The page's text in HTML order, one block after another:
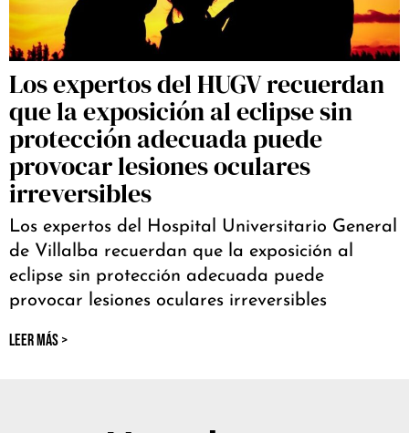
Los expertos del HUGV recuerdan
que la exposición al eclipse sin
protección adecuada puede
provocar lesiones oculares
irreversibles
Los expertos del Hospital Universitario General
de Villalba recuerdan que la exposición al
eclipse sin protección adecuada puede
provocar lesiones oculares irreversibles
LEER MÁS >